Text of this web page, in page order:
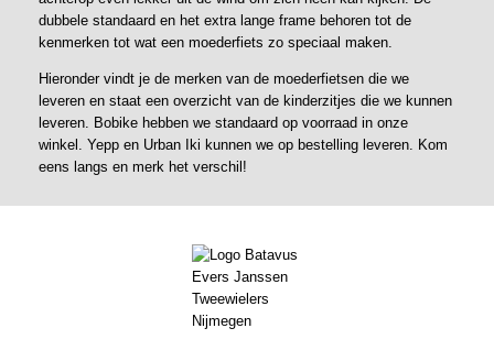
dubbele standaard en het extra lange frame behoren tot de
kenmerken tot wat een moederfiets zo speciaal maken.
Hieronder vindt je de merken van de moederfietsen die we
leveren en staat een overzicht van de kinderzitjes die we kunnen
leveren. Bobike hebben we standaard op voorraad in onze
winkel. Yepp en Urban Iki kunnen we op bestelling leveren. Kom
eens langs en merk het verschil!